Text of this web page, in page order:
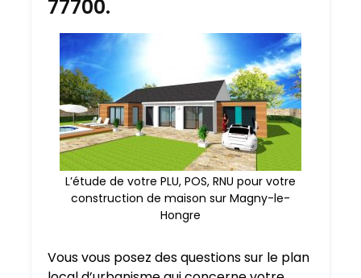
77700.
L’étude de votre PLU, POS, RNU pour votre
construction de maison sur Magny-le-
Hongre
Vous vous posez des questions sur le plan